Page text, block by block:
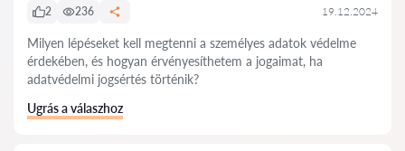
2
236 19.12.2024
Milyen lépéseket kell megtenni a személyes adatok védelme
érdekében, és hogyan érvényesíthetem a jogaimat, ha
adatvédelmi jogsértés történik?
Ugrás a válaszhoz